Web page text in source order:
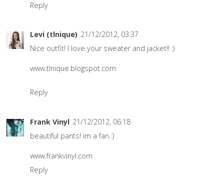
Reply
Levi (tlnique) 21/12/2012, 03:37
Nice outfit! I love your sweater and jacket!! :)
www.tlnique.blogspot.com
Reply
Frank Vinyl 21/12/2012, 06:18
beautiful pants! im a fan :)
www.frankvinyl.com
Reply